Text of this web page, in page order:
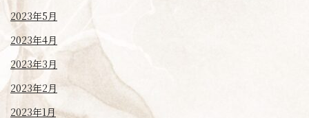
2023年5月
2023年4月
2023年3月
2023年2月
2023年1月